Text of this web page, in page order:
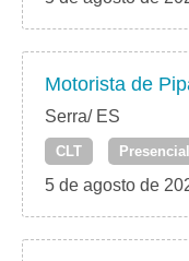
Motorista de
Serra/ ES
CLT Presencial
5 de agosto de